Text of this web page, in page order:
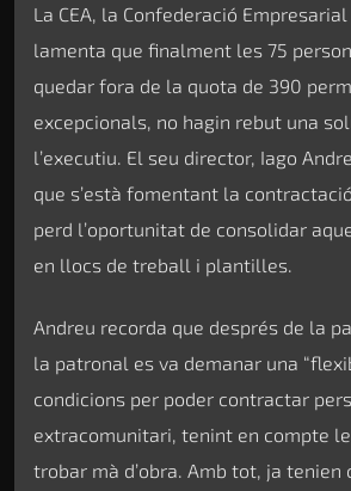
La CEA, la Confederació Empresarial
lamenta que finalment les 75
quedar fora de la quota de 390
excepcionals, no hagin rebut una
l’executiu. El seu director, Iago
que s’està fomentant la
perd l’oportunitat de consolidar
en llocs de treball i plantilles.
Andreu recorda que després de la
la patronal es va demanar una
condicions per poder contractar
extracomunitari, tenint en compte
trobar mà d’obra. Amb tot, ja tenien